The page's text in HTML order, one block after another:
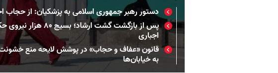
دستور رهبر جمهوری اسلامی به پزشکیان: از حجاب
پس از بازگشت گشت
اجباری
قانون «عفاف و حجاب» در پوشش لایحه منع
به خیابان‌ها